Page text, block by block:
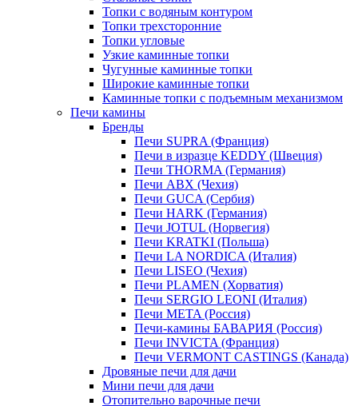
Топки с водяным контуром
Топки трехсторонние
Топки угловые
Узкие каминные топки
Чугунные каминные топки
Широкие каминные топки
Каминные топки с подъемным механизмом
Печи камины
Бренды
Печи SUPRA (Франция)
Печи в изразце KEDDY (Швеция)
Печи THORMA (Германия)
Печи ABX (Чехия)
Печи GUCA (Сербия)
Печи HARK (Германия)
Печи JOTUL (Норвегия)
Печи KRATKI (Польша)
Печи LA NORDICA (Италия)
Печи LISEO (Чехия)
Печи PLAMEN (Хорватия)
Печи SERGIO LEONI (Италия)
Печи META (Россия)
Печи-камины БАВАРИЯ (Россия)
Печи INVICTA (Франция)
Печи VERMONT CASTINGS (Канада)
Дровяные печи для дачи
Мини печи для дачи
Отопительно варочные печи